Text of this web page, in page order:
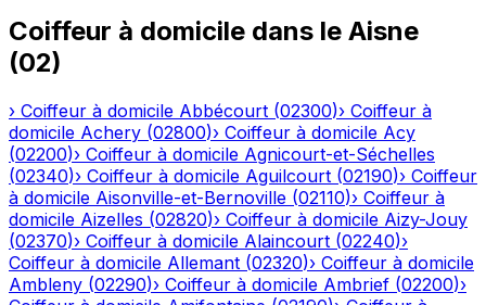
Coiffeur à domicile dans le Aisne
(02)
› Coiffeur à domicile Abbécourt (02300)› Coiffeur à
domicile Achery (02800)› Coiffeur à domicile Acy
(02200)› Coiffeur à domicile Agnicourt-et-Séchelles
(02340)› Coiffeur à domicile Aguilcourt (02190)› Coiffeur
à domicile Aisonville-et-Bernoville (02110)› Coiffeur à
domicile Aizelles (02820)› Coiffeur à domicile Aizy-Jouy
(02370)› Coiffeur à domicile Alaincourt (02240)›
Coiffeur à domicile Allemant (02320)› Coiffeur à domicile
Ambleny (02290)› Coiffeur à domicile Ambrief (02200)›